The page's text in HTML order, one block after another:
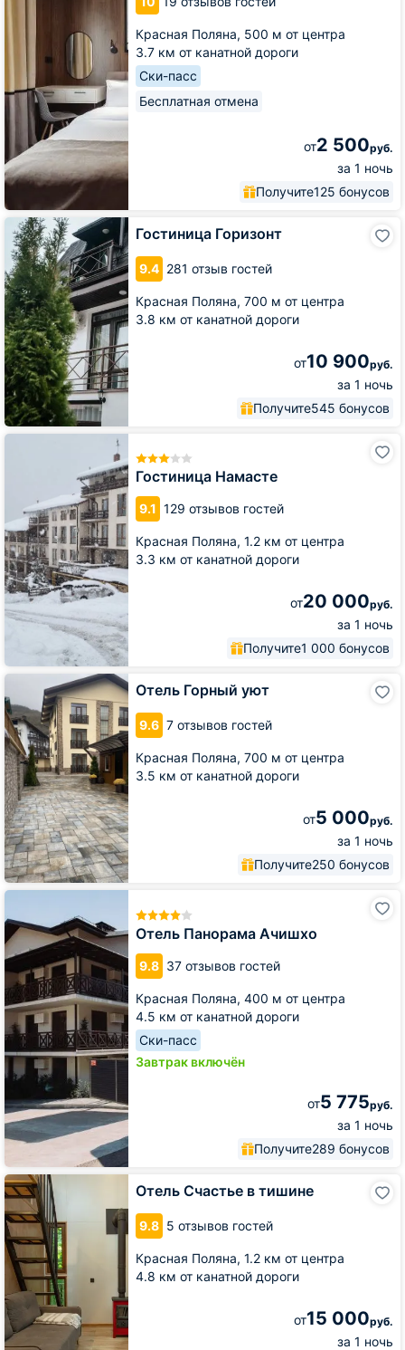
Красная Поляна, 500 м от центра
3.7 км от канатной дороги
Ски-пасс
Бесплатная отмена
от2 500руб.
за 1 ночь
Получите125 бонусов
Гостиница Горизонт
9.4 281 отзыв гостей
Красная Поляна, 700 м от центра
3.8 км от канатной дороги
от10 900руб.
за 1 ночь
Получите545 бонусов
Гостиница
Горизонт
Гостиница Намасте
9.1 129 отзывов гостей
Красная Поляна, 1.2 км от центра
3.3 км от канатной дороги
от20 000руб.
за 1 ночь
Получите1 000 бонусов
Гостиница
Отель Горный уют
9.6 7 отзывов гостей
Красная Поляна, 700 м от центра
3.5 км от канатной дороги
от5 000руб.
за 1 ночь
Получите250 бонусов
Отель
Горный
уют
Отель Панорама Ачишхо
9.8 37 отзывов гостей
Красная Поляна, 400 м от центра
4.5 км от канатной дороги
Ски-пасс
Завтрак включён
от5 775руб.
за 1 ночь
Получите289 бонусов
Отель
Ачишхо
Отель Счастье в тишине
9.8 5 отзывов гостей
Красная Поляна, 1.2 км от центра
4.8 км от канатной дороги
от15 000руб.
за 1 ночь
Отель
Счастье
в
тишине